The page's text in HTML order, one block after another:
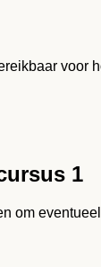
1
om